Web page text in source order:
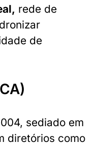
rede de
de
sediado em
diretórios como